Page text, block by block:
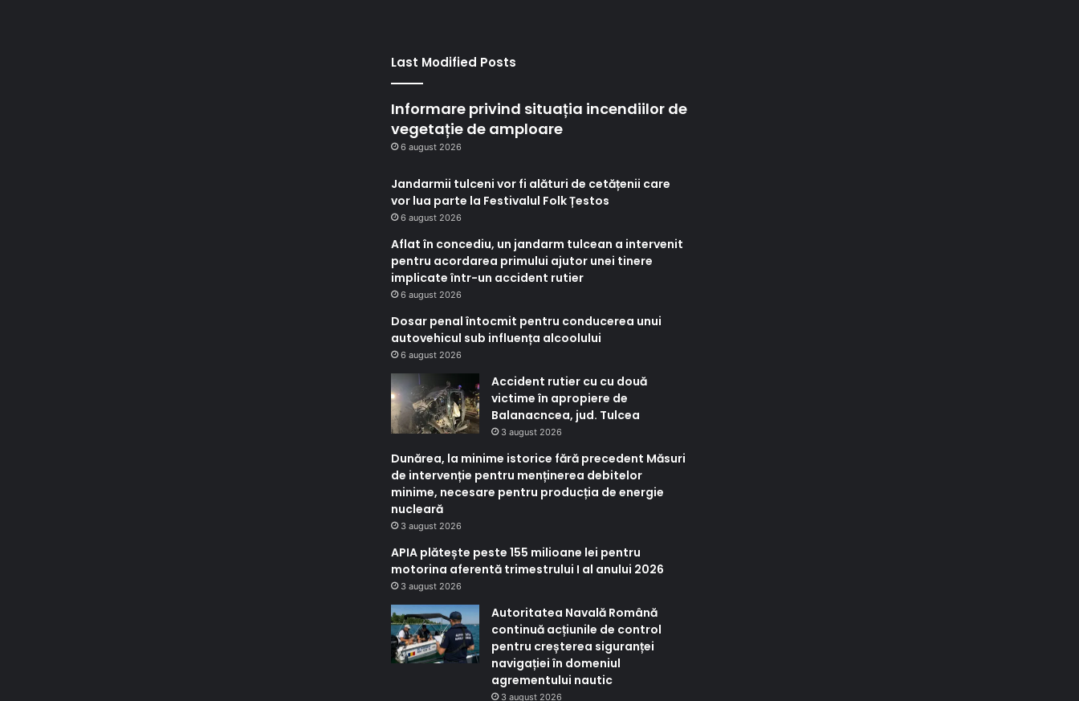
Last Modified Posts
Informare privind situația incendiilor de
vegetație de amploare
6 august 2026
Jandarmii tulceni vor fi alături de cetățenii care
vor lua parte la Festivalul Folk Țestos
6 august 2026
Aflat în concediu, un jandarm tulcean a intervenit
pentru acordarea primului ajutor unei tinere
implicate într-un accident rutier
6 august 2026
Dosar penal întocmit pentru conducerea unui
autovehicul sub influența alcoolului
6 august 2026
Accident rutier cu cu două
victime în apropiere de
Balanacncea, jud. Tulcea
3 august 2026
Dunărea, la minime istorice fără precedent Măsuri
de intervenție pentru menținerea debitelor
minime, necesare pentru producția de energie
nucleară
3 august 2026
APIA plătește peste 155 milioane lei pentru
motorina aferentă trimestrului I al anului 2026
3 august 2026
Autoritatea Navală Română
continuă acțiunile de control
pentru creșterea siguranței
navigației în domeniul
agrementului nautic
3 august 2026